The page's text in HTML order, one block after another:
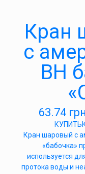
Кран
с
ВН
63.74 грн
КУПИТЬ
Кран шаровый с
«бабочка»
используется
протока воды и